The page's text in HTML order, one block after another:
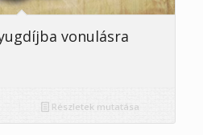
vonulásra
Részletek mutatása